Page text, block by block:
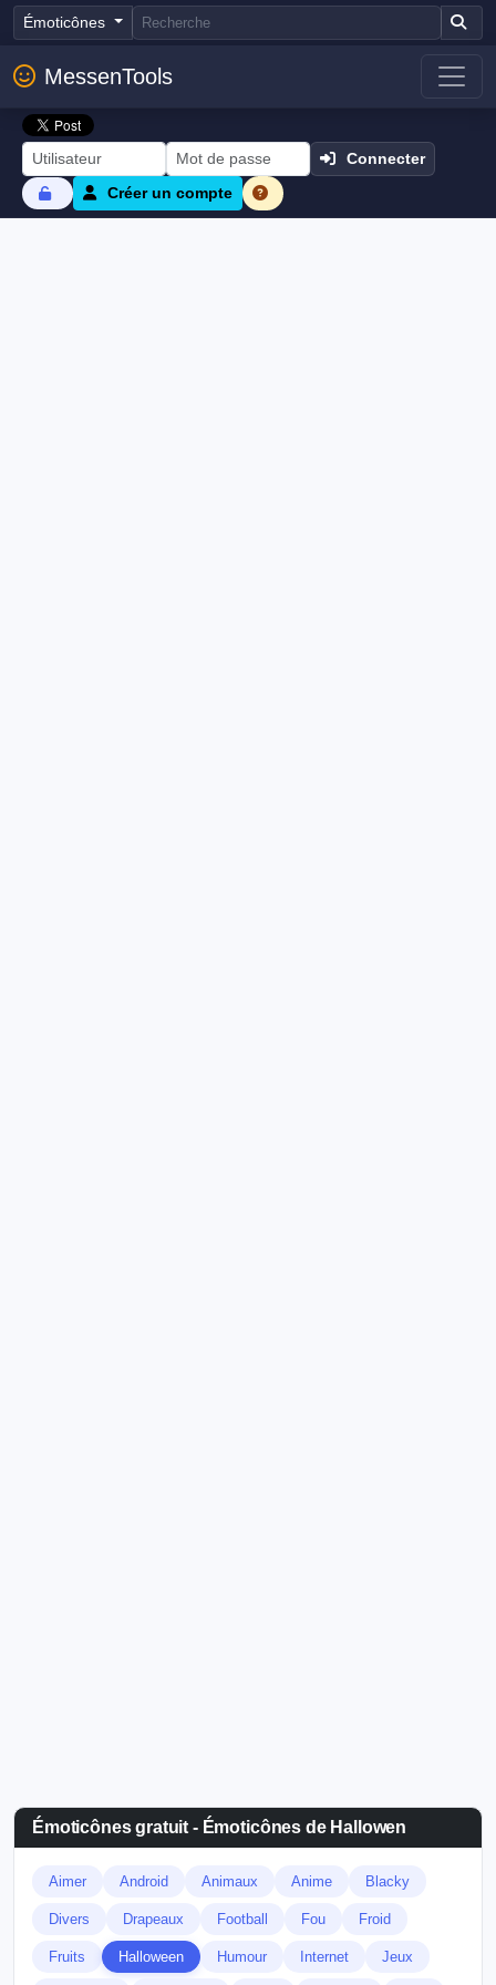
Émoticônes
MessenTools
Connecter
Créer un compte
Émoticônes gratuit - Émoticônes de Hallowen
Aimer Android Animaux Anime Blacky
Divers Drapeaux Football Fou Froid
Fruits Halloween Humour Internet Jeux